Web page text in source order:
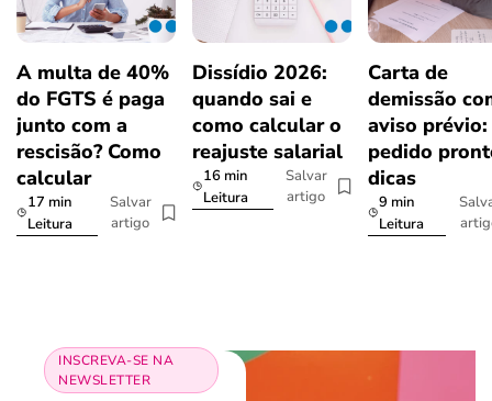
A multa de 40%
do FGTS é paga
junto com a
rescisão? Como
calcular
17 min
Leitura
Salvar
artigo
Dissídio 2026:
quando sai e
como calcular o
reajuste salarial
16 min
Leitura
Salvar
artigo
Carta de
demissão
aviso prévio:
pedido
dicas
9 min
Leitura
INSCREVA-SE NA
NEWSLETTER